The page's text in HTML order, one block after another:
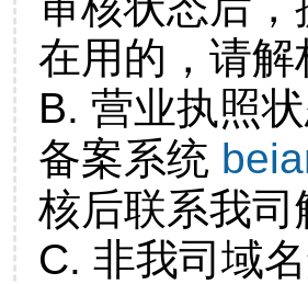
在用的，请
B. 营业执照
备案系统
核后联系我
C. 非我司域